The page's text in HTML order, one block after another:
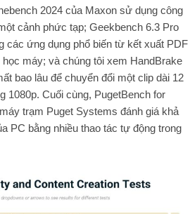
2024 của Maxon sử dụng công
cảnh phức tạp; Geekbench 6.3 Pro
các ứng dụng phổ biến từ kết xuất PDF
học máy; và chúng tôi xem HandBrake
bao lâu để chuyển đổi một clip dài 12
1080p. Cuối cùng, PugetBench for
trạm Puget Systems đánh giá khả
PC bằng nhiều thao tác tự động trong